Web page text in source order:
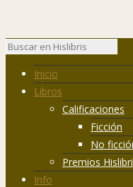
Inicio
Libros
Calificaciones
Ficción
No
Premios
Info